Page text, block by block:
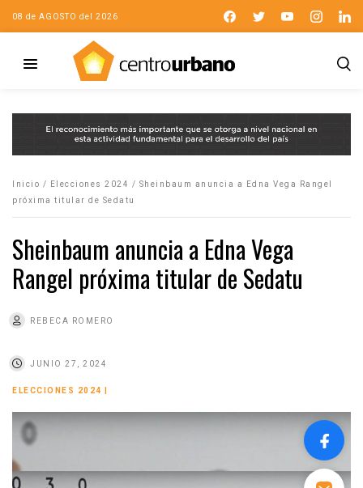
08 de AGOSTO del 2026
Inicio / Elecciones 2024 / Sheinbaum anuncia a Edna Vega Rangel
próxima titular de Sedatu
Sheinbaum anuncia a Edna Vega
Rangel próxima titular de Sedatu
REBECA ROMERO
JUNIO 27, 2024
ELECCIONES 2024